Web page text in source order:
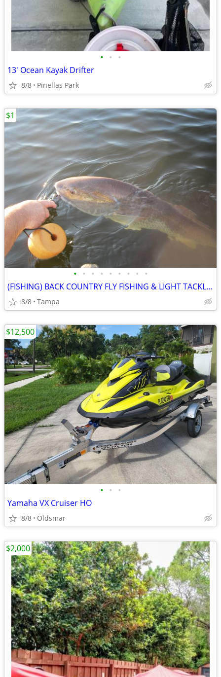
• • •
13' Ocean Kayak Drifter
8/8 Pinellas Park
• • • • • • • • •
(FISHING) BACK COUNTRY FLY FISHING & LIGHT TACKLE FLATS FISHING
8/8 Tampa
$1
• • •
Yamaha VX Cruiser HO
8/8 Oldsmar
$12,500
$2,000